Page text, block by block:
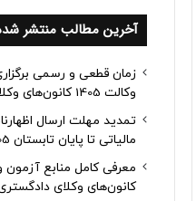
آخرین مطالب منتشر
زمان قطعی و رسمی
وکالت 1405 کانون‌های وکلا اعلام شد
تمدید مهلت ارسال
مالیاتی تا پایان تابستان 1405
کانون‌های وکلای